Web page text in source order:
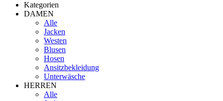
Kategorien
DAMEN
Alle
Jacken
Westen
Blusen
Hosen
Ansitzbekleidung
Unterwäsche
HERREN
Alle